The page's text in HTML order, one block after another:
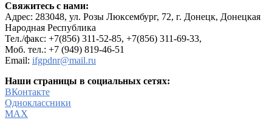
Свяжитесь с нами:
Адрес: 283048, ул. Розы Люксембург, 72, г. Донецк, Донецкая
Народная Республика
Тел./факс: +7(856) 311-52-85, +7(856) 311-69-33,
Моб. тел.: +7 (949) 819-46-51
Email: ifgpdnr@mail.ru
Наши страницы в социальных сетях:
ВКонтакте
Одноклассники
МАХ